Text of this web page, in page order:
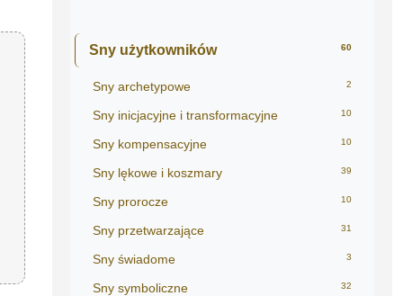
Sny użytkowników 60
Sny archetypowe 2
Sny inicjacyjne i transformacyjne 10
Sny kompensacyjne 10
Sny lękowe i koszmary 39
Sny prorocze 10
Sny przetwarzające 31
Sny świadome 3
Sny symboliczne 32